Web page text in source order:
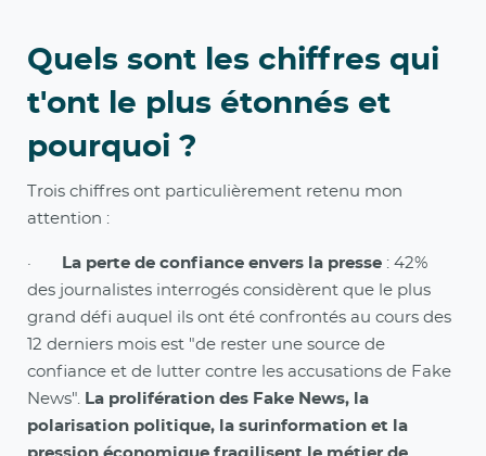
Quels sont les chiffres qui
t'ont le plus étonnés et
pourquoi ?
Trois chiffres ont particulièrement retenu mon
attention :
· La perte de confiance envers la presse : 42%
des journalistes interrogés considèrent que le plus
grand défi auquel ils ont été confrontés au cours des
12 derniers mois est "de rester une source de
confiance et de lutter contre les accusations de Fake
News".
La prolifération des Fake News, la
polarisation politique, la surinformation et la